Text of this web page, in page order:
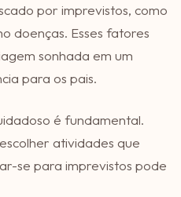
por imprevistos, como
doenças. Esses fatores
sonhada em um
para os pais.
é fundamental.
atividades que
se para imprevistos pode